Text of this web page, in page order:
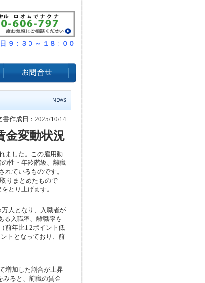
９：３０ ～ １８：００
書作成日：2025/10/14
金変動状況
ました。この雇用動
性・年齢階級、離職
れているものです。
りまとめたもので
とり上げます。
人となり、入職者が
る入職率、離職率を
前年比1.2ポイント低
トとなっており、前
増加した割合が上昇
みると、前職の賃金